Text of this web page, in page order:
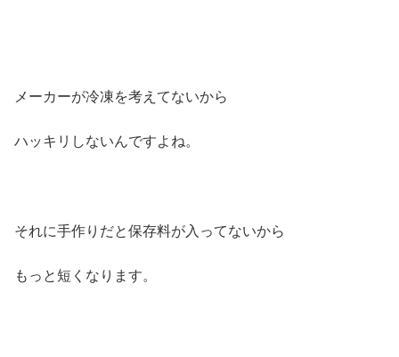
メーカーが冷凍を考えてないから
ハッキリしないんですよね。
それに手作りだと保存料が入ってないから
もっと短くなります。